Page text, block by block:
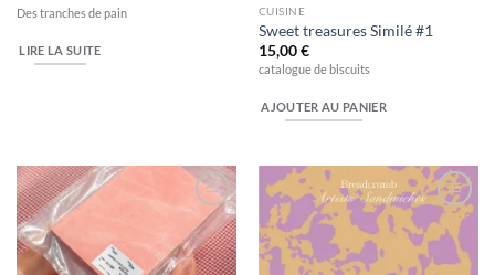
Des tranches de pain
LIRE LA SUITE
CUISINE
Sweet treasures Similé #1
15,00€
catalogue de biscuits
AJOUTER AU PANIER
Ajouter
à la
wishlist
Ajouter
à la
wishlist